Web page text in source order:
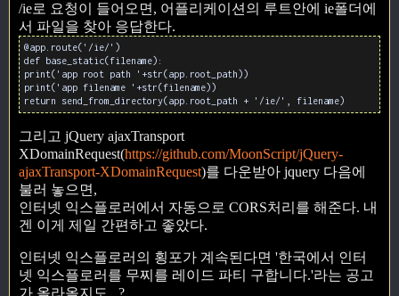
/ie로 요청이 들어오면, 어플리케이션의 루트안에 ie폴더에
서 파일을 찾아 응답한다.
@app.route('/ie/')
def base_static(filename):
print('app root path '+str(app.root_path))
print('app filename '+str(filename))
return send_from_directory(app.root_path + '/ie/', filename)
그리고 jQuery ajaxTransport
XDomainRequest(https://github.com/MoonScript/jQuery-
ajaxTransport-XDomainRequest)를 다운받아 jquery 다음에
불러 놓으면,
인터넷 익스플로러에서 자동으로 CORS처리를 해준다. 내
겐 이게 제일 간편하고 좋았다.
인터넷 익스플로러의 횡포가 계속된다면 '한국에서 인터
넷 익스플로러를 무찌를 레이드 파티 구합니다.'라는 공고
가 올라올지도...?